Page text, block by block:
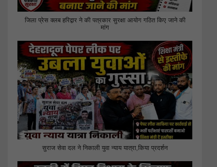
जिला प्रेस क्लब हरिद्वार ने की पत्रकार सुरक्षा आयोग गठित किए जाने की
मांग
सुराज सेवा दल ने निकाली युवा न्याय यात्रा,किया प्रदर्शन